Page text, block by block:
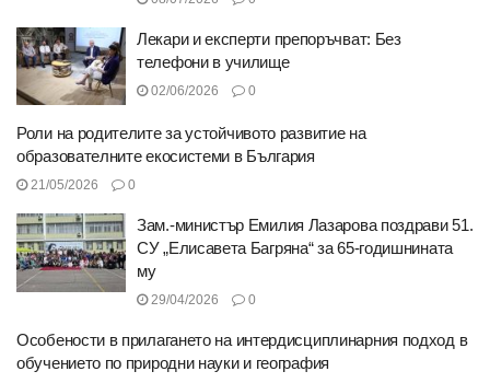
Лекари и експерти препоръчват: Без
телефони в училище
02/06/2026 0
Роли на родителите за устойчивото развитие на
образователните екосистеми в България
21/05/2026 0
Зам.-министър Емилия Лазарова поздрави 51.
СУ „Елисавета Багряна“ за 65-годишнината
му
29/04/2026 0
Особености в прилагането на интердисциплинарния подход в
обучението по природни науки и география